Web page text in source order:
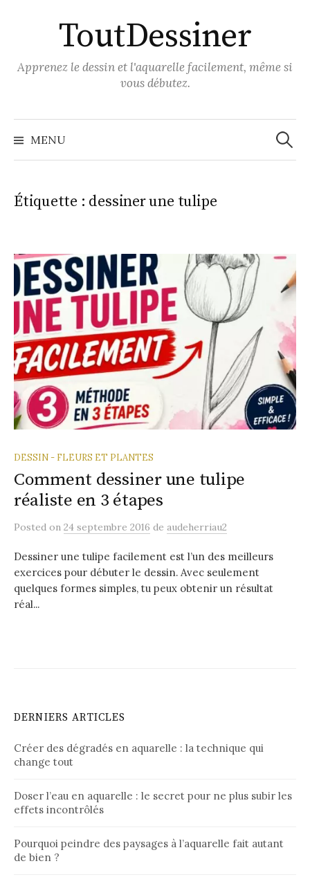
ToutDessiner
Apprenez le dessin et l'aquarelle facilement, même si
vous débutez.
MENU
Étiquette : dessiner une tulipe
DESSIN - FLEURS ET PLANTES
Comment dessiner une tulipe
réaliste en 3 étapes
Posted on 24 septembre 2016 de audeherriau2
Dessiner une tulipe facilement est l’un des meilleurs
exercices pour débuter le dessin. Avec seulement
quelques formes simples, tu peux obtenir un résultat
réal...
DERNIERS ARTICLES
Créer des dégradés en aquarelle : la technique qui
change tout
Doser l’eau en aquarelle : le secret pour ne plus subir les
effets incontrôlés
Pourquoi peindre des paysages à l’aquarelle fait autant
de bien ?